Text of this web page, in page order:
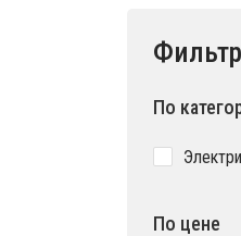
По
По цене